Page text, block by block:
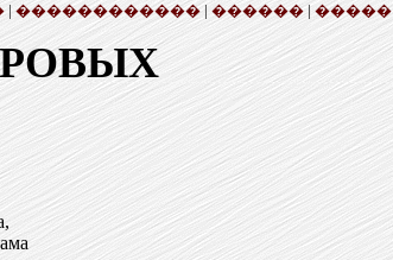
| ������������| ������|�����